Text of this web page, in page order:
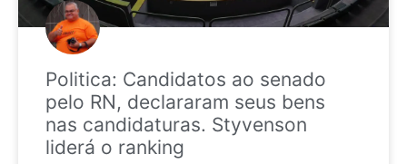
Politica: Candidatos ao senado
pelo RN, declararam seus bens
nas candidaturas. Styvenson
liderá o ranking